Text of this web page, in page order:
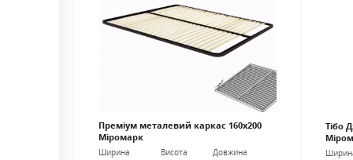
Преміум металевий каркас 160х200
Міромарк
Ширина Висота Довжина
Тібо